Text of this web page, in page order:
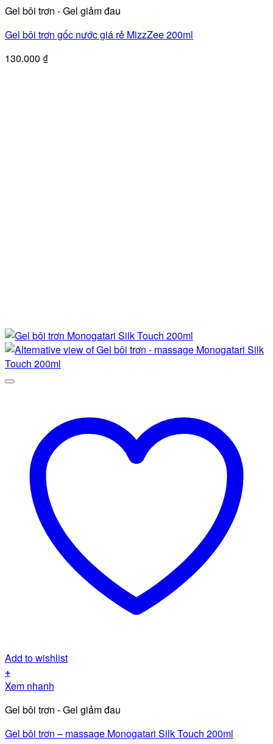
Gel bôi trơn - Gel giảm đau
Gel bôi trơn gốc nước giá rẻ MizzZee 200ml
130.000 ₫
Add to wishlist
+
Xem nhanh
Gel bôi trơn - Gel giảm đau
Gel bôi trơn – massage Monogatari Silk Touch 200ml